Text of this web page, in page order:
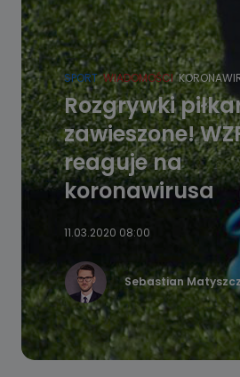
SPORT WIADOMOŚCI
Rozgrywki
zawieszone!
reaguje na
koronawirusa
11.03.2020 08:00
Sebastian